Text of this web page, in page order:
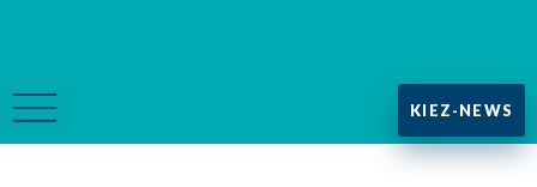
KIEZ-NEWS